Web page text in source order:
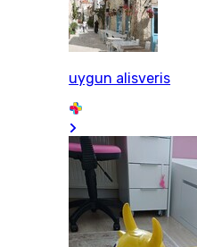
uygun alisveris